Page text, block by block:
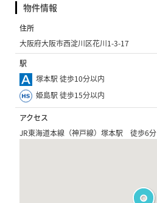
物件情報
住所
大阪府大阪市西淀川区花川1-3-17
駅
塚本駅 徒歩10分以内
姫島駅 徒歩15分以内
アクセス
JR東海道本線（神戸線）塚本駅 徒歩6分